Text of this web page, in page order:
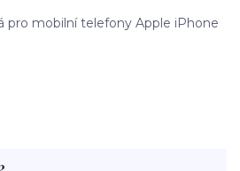
pro mobilní telefony Apple iPhone